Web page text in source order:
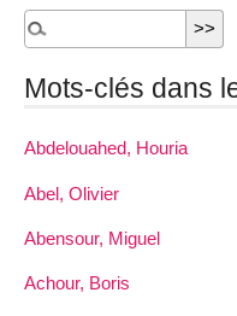
Mots-clés dans
Abdelouahed, Houria
Abel, Olivier
Abensour, Miguel
Achour, Boris